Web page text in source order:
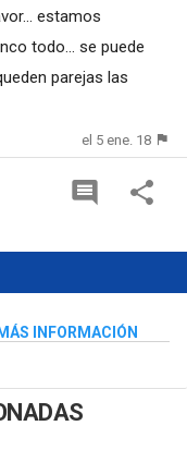
estamos
todo... se puede
parejas las
el 5 ene. 18
INFORMACIÓN